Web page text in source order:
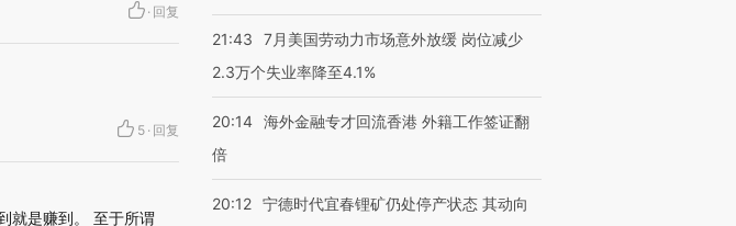
· 回复
5 · 回复
就是赚到。 至于所谓
21:43
7月美国劳动力市场意外放缓 岗位减少
2.3万个失业率降至4.1%
20:14 海外金融专才回流香港 外籍工作签证翻
倍
20:12 宁德时代宜春锂矿仍处停产状态 其动向